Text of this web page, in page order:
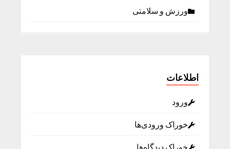
ورزش و سلامتی
اطلاعات
ورود
خوراک ورودی‌ها
خوراک دیدگاه‌ها